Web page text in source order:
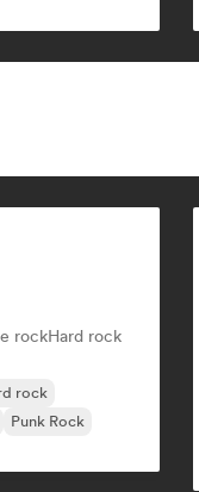
rockHard rock
rock
Punk Rock